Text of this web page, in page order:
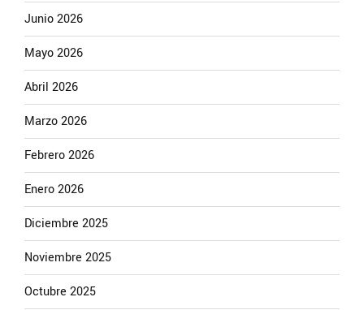
Junio 2026
Mayo 2026
Abril 2026
Marzo 2026
Febrero 2026
Enero 2026
Diciembre 2025
Noviembre 2025
Octubre 2025